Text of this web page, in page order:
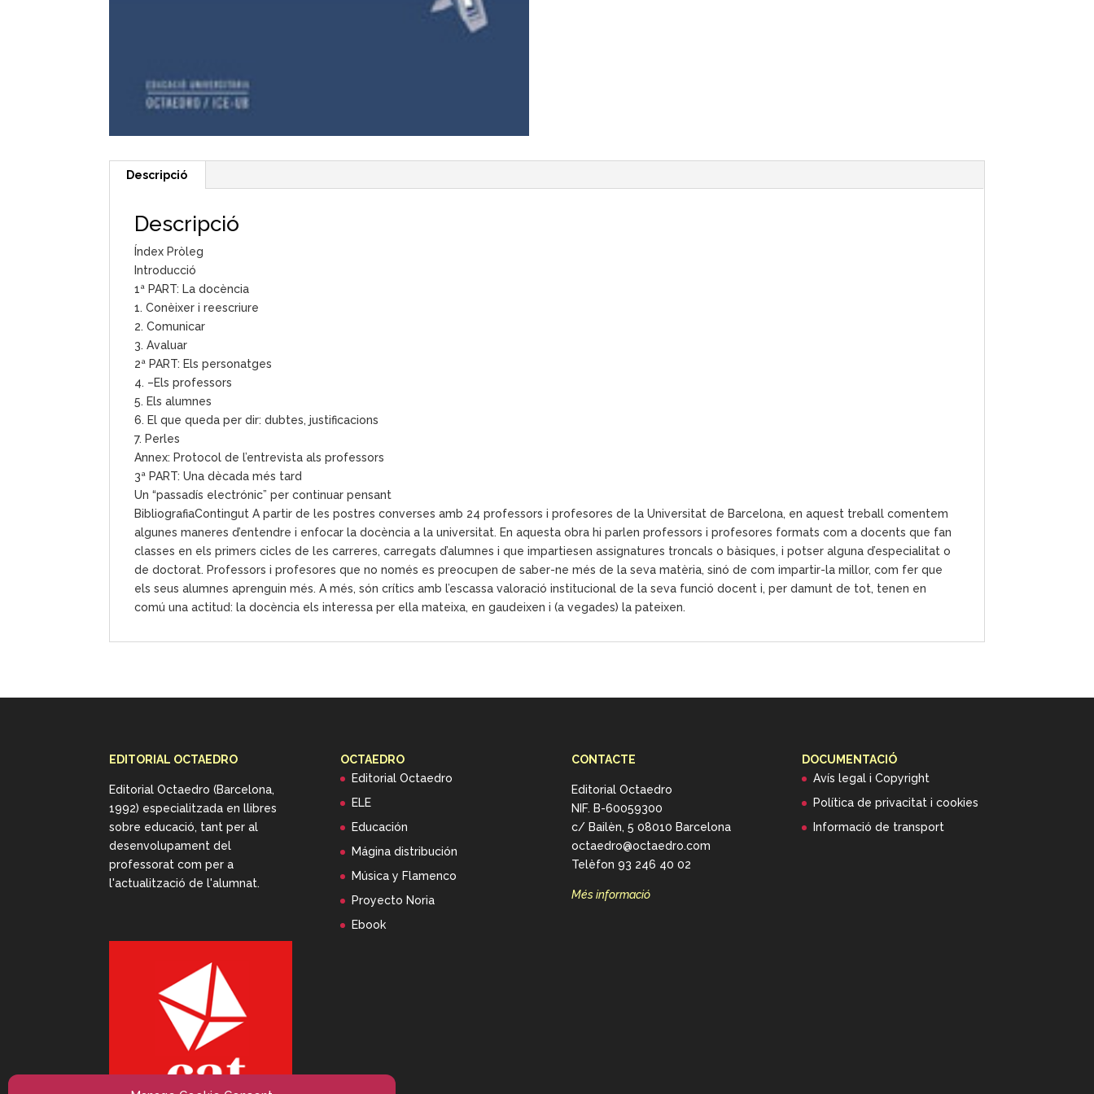
Descripció
Descripció
Índex Pròleg
Introducció
1ª PART: La docència
1. Conèixer i reescriure
2. Comunicar
3. Avaluar
2ª PART: Els personatges
4. –Els professors
5. Els alumnes
6. El que queda per dir: dubtes, justificacions
7. Perles
Annex: Protocol de l’entrevista als professors
3ª PART: Una dècada més tard
Un “passadís electrónic” per continuar pensant
BibliografiaContingut A partir de les postres converses amb 24 professors i profesores de la Universitat de Barcelona, en aquest treball comentem
algunes maneres d’entendre i enfocar la docència a la universitat. En aquesta obra hi parlen professors i profesores formats com a docents que fan
classes en els primers cicles de les carreres, carregats d’alumnes i que impartiesen assignatures troncals o bàsiques, i potser alguna d’especialitat o
de doctorat. Professors i profesores que no només es preocupen de saber-ne més de la seva matèria, sinó de com impartir-la millor, com fer que
els seus alumnes aprenguin més. A més, són crítics amb l’escassa valoració institucional de la seva funció docent i, per damunt de tot, tenen en
comú una actitud: la docència els interessa per ella mateixa, en gaudeixen i (a vegades) la pateixen.
EDITORIAL OCTAEDRO
Editorial Octaedro (Barcelona,
1992) especialitzada en llibres
sobre educació, tant per al
desenvolupament del
professorat com per a
l'actualització de l'alumnat.
OCTAEDRO
Editorial Octaedro
ELE
Educación
Mágina distribución
Música y Flamenco
Proyecto Noria
Ebook
CONTACTE
Editorial Octaedro
NIF. B-60059300
c/ Bailèn, 5 08010 Barcelona
octaedro@octaedro.com
Telèfon 93 246 40 02
Més informació
DOCUMENTACIÓ
Avís legal i Copyright
Política de privacitat i cookies
Informació de transport